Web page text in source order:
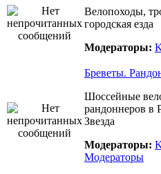
Велопоходы,
городская езда
Модераторы:
Бреветы.
Шоссейные
рандоннеров в
Звезда
Модераторы:
Модераторы